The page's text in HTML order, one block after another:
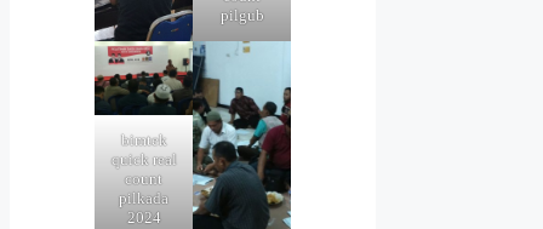
pilgub
bimtek
quick real
count
pilkada
2024